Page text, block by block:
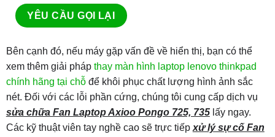
Bên cạnh đó, nếu máy gặp vấn đề về hiển thị, bạn có thể
xem thêm giải pháp thay màn hình laptop lenovo thinkpad
chính hãng tại chỗđể khôi phục chất lượng hình ảnh sắc
nét. Đối với các lỗi phần cứng, chúng tôi cung cấp dịch vụ
sửa chữa Fan Laptop Axioo Pongo 725, 735lấy ngay.
Các kỹ thuật viên tay nghề cao sẽ trực tiếp xử lý sự cố Fan